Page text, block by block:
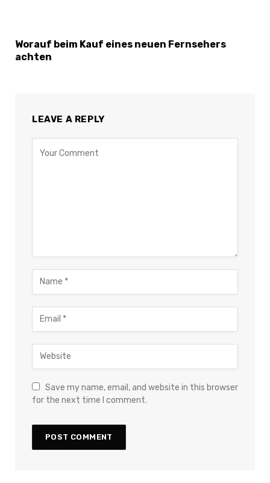
Worauf beim Kauf eines neuen Fernsehers
achten
LEAVE A REPLY
Save my name, email, and website in this browser
for the next time I comment.